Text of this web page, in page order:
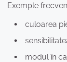
Exemple
culoarea
modul în